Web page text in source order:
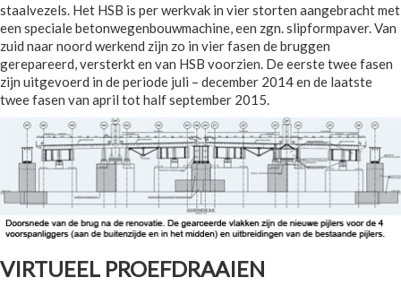
staalvezels. Het HSB is per werkvak in vier storten aangebracht met
een speciale betonwegenbouwmachine, een zgn. slipformpaver. Van
zuid naar noord werkend zijn zo in vier fasen de bruggen
gerepareerd, versterkt en van HSB voorzien. De eerste twee fasen
zijn uitgevoerd in de periode juli – december 2014 en de laatste
twee fasen van april tot half september 2015.
VIRTUEEL PROEFDRAAIEN